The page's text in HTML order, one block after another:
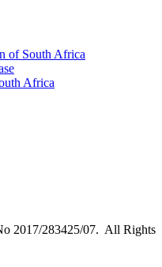
of South Africa
Africa
2017/283425/07. All Rights